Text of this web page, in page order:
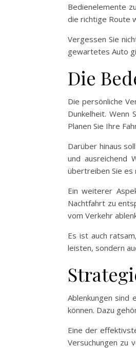
Bedienelemente
die richtige Route
Vergessen Sie
gewartetes Auto
Die
Die persönliche
Dunkelheit. Wenn
Planen Sie Ihre
Darüber hinaus
und ausreichend
übertreiben Sie es
Ein weiterer
Nachtfahrt zu
vom Verkehr
Es ist auch
leisten, sondern
Ablenkungen sind
können. Dazu
Eine der
Versuchungen zu